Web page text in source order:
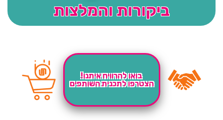
ביקורות והמלצות
בואו להרוויח איתנו!
הצטרפו לתכנית השותפים